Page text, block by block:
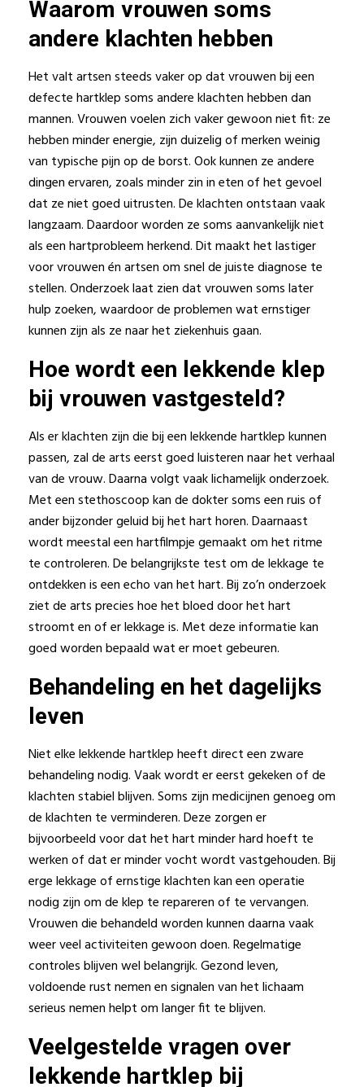
Waarom vrouwen soms
andere klachten hebben
Het valt artsen steeds vaker op dat vrouwen bij een
defecte hartklep soms andere klachten hebben dan
mannen. Vrouwen voelen zich vaker gewoon niet fit: ze
hebben minder energie, zijn duizelig of merken weinig
van typische pijn op de borst. Ook kunnen ze andere
dingen ervaren, zoals minder zin in eten of het gevoel
dat ze niet goed uitrusten. De klachten ontstaan vaak
langzaam. Daardoor worden ze soms aanvankelijk niet
als een hartprobleem herkend. Dit maakt het lastiger
voor vrouwen én artsen om snel de juiste diagnose te
stellen. Onderzoek laat zien dat vrouwen soms later
hulp zoeken, waardoor de problemen wat ernstiger
kunnen zijn als ze naar het ziekenhuis gaan.
Hoe wordt een lekkende klep
bij vrouwen vastgesteld?
Als er klachten zijn die bij een lekkende hartklep kunnen
passen, zal de arts eerst goed luisteren naar het verhaal
van de vrouw. Daarna volgt vaak lichamelijk onderzoek.
Met een stethoscoop kan de dokter soms een ruis of
ander bijzonder geluid bij het hart horen. Daarnaast
wordt meestal een hartfilmpje gemaakt om het ritme
te controleren. De belangrijkste test om de lekkage te
ontdekken is een echo van het hart. Bij zo’n onderzoek
ziet de arts precies hoe het bloed door het hart
stroomt en of er lekkage is. Met deze informatie kan
goed worden bepaald wat er moet gebeuren.
Behandeling en het dagelijks
leven
Niet elke lekkende hartklep heeft direct een zware
behandeling nodig. Vaak wordt er eerst gekeken of de
klachten stabiel blijven. Soms zijn medicijnen genoeg om
de klachten te verminderen. Deze zorgen er
bijvoorbeeld voor dat het hart minder hard hoeft te
werken of dat er minder vocht wordt vastgehouden. Bij
erge lekkage of ernstige klachten kan een operatie
nodig zijn om de klep te repareren of te vervangen.
Vrouwen die behandeld worden kunnen daarna vaak
weer veel activiteiten gewoon doen. Regelmatige
controles blijven wel belangrijk. Gezond leven,
voldoende rust nemen en signalen van het lichaam
serieus nemen helpt om langer fit te blijven.
Veelgestelde vragen over
lekkende hartklep bij